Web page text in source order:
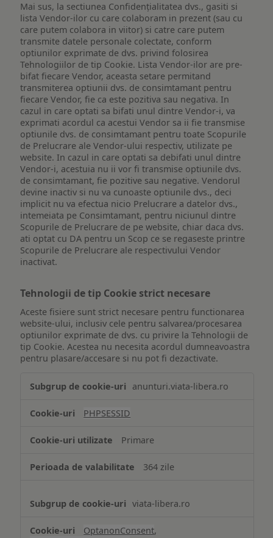
Mai sus, la sectiunea Confidențialitatea dvs., gasiti si
lista Vendor-ilor cu care colaboram in prezent (sau cu
care putem colabora in viitor) si catre care putem
transmite datele personale colectate, conform
optiunilor exprimate de dvs. privind folosirea
Tehnologiilor de tip Cookie. Lista Vendor-ilor are pre-
bifat fiecare Vendor, aceasta setare permitand
transmiterea optiunii dvs. de consimtamant pentru
fiecare Vendor, fie ca este pozitiva sau negativa. In
cazul in care optati sa bifati unul dintre Vendor-i, va
exprimati acordul ca acestui Vendor sa ii fie transmise
optiunile dvs. de consimtamant pentru toate Scopurile
de Prelucrare ale Vendor-ului respectiv, utilizate pe
website. In cazul in care optati sa debifati unul dintre
Vendor-i, acestuia nu ii vor fi transmise optiunile dvs.
de consimtamant, fie pozitive sau negative. Vendorul
devine inactiv si nu va cunoaste optiunile dvs., deci
implicit nu va efectua nicio Prelucrare a datelor dvs.,
intemeiata pe Consimtamant, pentru niciunul dintre
Scopurile de Prelucrare de pe website, chiar daca dvs.
ati optat cu DA pentru un Scop ce se regaseste printre
Scopurile de Prelucrare ale respectivului Vendor
inactivat.
Tehnologii de tip Cookie strict necesare
Aceste fisiere sunt strict necesare pentru functionarea
website-ului, inclusiv cele pentru salvarea/procesarea
optiunilor exprimate de dvs. cu privire la Tehnologii de
tip Cookie. Acestea nu necesita acordul dumneavoastra
pentru plasare/accesare si nu pot fi dezactivate.
de
Cookie
necesare
anunturi.viata-libera.ro
PHPSESSID
Primare
364 zile
viata-libera.ro
OptanonConsent,